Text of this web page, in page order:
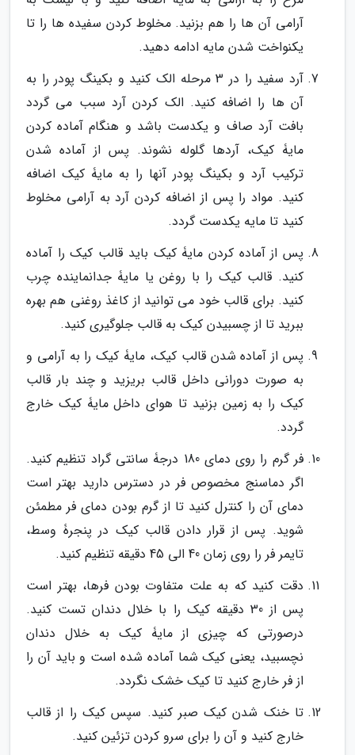
آرامی آن ها را هم بزنید. مخلوط کردن سفیده ها را تا
یکنواخت شدن مایه ادامه دهید.
آرد سفید را در 3 مرحله الک کنید و بکینگ پودر را به
آن ها را اضافه کنید. الک کردن آرد سبب می گردد
بافت آرد صاف و یکدست باشد و هنگام آماده کردن
مایۀ کیک، آردها گلوله نشوند. پس از آماده شدن
ترکیب آرد و بکینگ پودر آنها را به مایۀ کیک اضافه
کنید. مواد را پس از اضافه کردن آرد به آرامی مخلوط
کنید تا مایه یکدست گردد.
پس از آماده کردن مایۀ کیک باید قالب کیک را آماده
کنید. قالب کیک را با روغن یا مایۀ جدانماینده چرب
کنید. برای قالب خود می توانید از کاغذ روغنی هم بهره
ببرید تا از چسبیدن کیک به قالب جلوگیری کنید.
پس از آماده شدن قالب کیک، مایۀ کیک را به آرامی و
به صورت دورانی داخل قالب بریزید و چند بار قالب
کیک را به زمین بزنید تا هوای داخل مایۀ کیک خارج
گردد.
فر گرم را روی دمای 180 درجۀ سانتی گراد تنظیم کنید.
اگر دماسنج مخصوص فر در دسترس دارید بهتر است
دمای آن را کنترل کنید تا از گرم بودن دمای فر مطمئن
شوید. پس از قرار دادن قالب کیک در پنجرۀ وسط،
تایمر فر را روی زمان 40 الی 45 دقیقه تنظیم کنید.
دقت کنید که به علت متفاوت بودن فرها، بهتر است
پس از 30 دقیقه کیک را با خلال دندان تست کنید.
درصورتی که چیزی از مایۀ کیک به خلال دندان
نچسبید، یعنی کیک شما آماده شده است و باید آن را
از فر خارج کنید تا کیک خشک نگردد.
تا خنک شدن کیک صبر کنید. سپس کیک را از قالب
خارج کنید و آن را برای سرو کردن تزئین کنید.